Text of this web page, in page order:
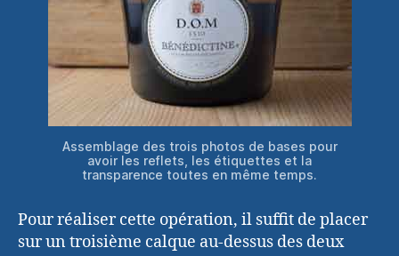
Assemblage des trois photos de bases pour
avoir les reflets, les étiquettes et la
transparence toutes en même temps.
Pour réaliser cette opération, il suffit de placer
sur un troisième calque au-dessus des deux